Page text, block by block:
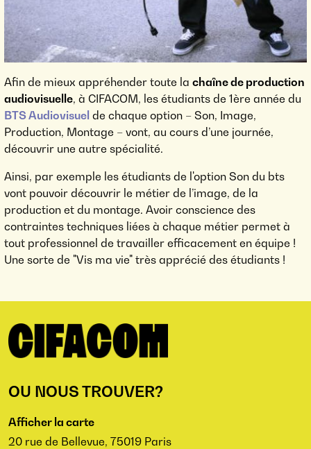
Afin de mieux appréhender toute la chaîne de production
audiovisuelle, à CIFACOM, les étudiants de 1ère année du
BTS Audiovisuel de chaque option – Son, Image,
Production, Montage – vont, au cours d’une journée,
découvrir une autre spécialité.
Ainsi, par exemple les étudiants de l'option Son du bts
vont pouvoir découvrir le métier de l’image, de la
production et du montage. Avoir conscience des
contraintes techniques liées à chaque métier permet à
tout professionnel de travailler efficacement en équipe !
Une sorte de "Vis ma vie" très apprécié des étudiants !
OU NOUS TROUVER?
Afficher la carte
20 rue de Bellevue, 75019 Paris